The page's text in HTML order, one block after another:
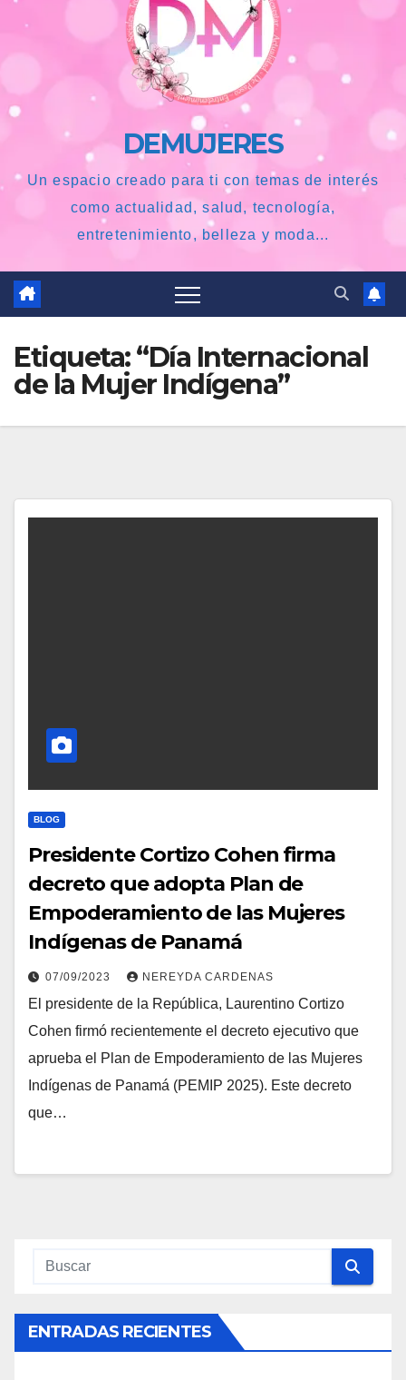
DEMUJERES
Un espacio creado para ti con temas de interés
como actualidad, salud, tecnología,
entretenimiento, belleza y moda...
Etiqueta:“Día Internacional
de la Mujer Indígena”
BLOG
Presidente Cortizo Cohen firma
decreto que adopta Plan de
Empoderamiento de las Mujeres
Indígenas de Panamá
07/09/2023 NEREYDA CARDENAS
El presidente de la República, Laurentino Cortizo
Cohen firmó recientemente el decreto ejecutivo que
aprueba el Plan de Empoderamiento de las Mujeres
Indígenas de Panamá (PEMIP 2025). Este decreto
que…
ENTRADAS RECIENTES